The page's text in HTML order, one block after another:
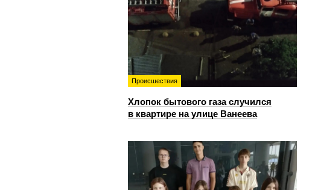
Происшествия
Хлопок бытового газа случился
в квартире на улице Ванеева